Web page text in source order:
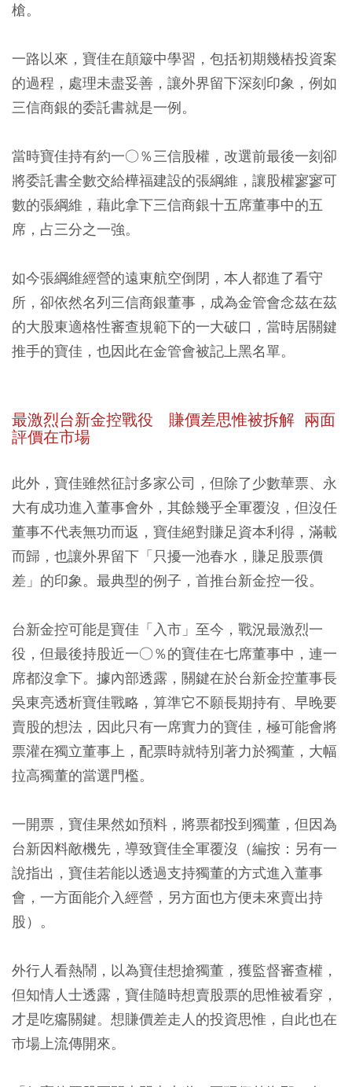
槍。
一路以來，寶佳在顛簸中學習，包括初期幾樁投資案
的過程，處理未盡妥善，讓外界留下深刻印象，例如
三信商銀的委託書就是一例。
當時寶佳持有約一○％三信股權，改選前最後一刻卻
將委託書全數交給樺福建設的張綱維，讓股權寥寥可
數的張綱維，藉此拿下三信商銀十五席董事中的五
席，占三分之一強。
如今張綱維經營的遠東航空倒閉，本人都進了看守
所，卻依然名列三信商銀董事，成為金管會念茲在茲
的大股東適格性審查規範下的一大破口，當時居關鍵
推手的寶佳，也因此在金管會被記上黑名單。
最激烈台新金控戰役 賺價差思惟被拆解 兩面
評價在市場
此外，寶佳雖然征討多家公司，但除了少數華票、永
大有成功進入董事會外，其餘幾乎全軍覆沒，但沒任
董事不代表無功而返，寶佳絕對賺足資本利得，滿載
而歸，也讓外界留下「只擾一池春水，賺足股票價
差」的印象。最典型的例子，首推台新金控一役。
台新金控可能是寶佳「入市」至今，戰況最激烈一
役，但最後持股近一○％的寶佳在七席董事中，連一
席都沒拿下。據內部透露，關鍵在於台新金控董事長
吳東亮透析寶佳戰略，算準它不願長期持有、早晚要
賣股的想法，因此只有一席實力的寶佳，極可能會將
票灌在獨立董事上，配票時就特別著力於獨董，大幅
拉高獨董的當選門檻。
一開票，寶佳果然如預料，將票都投到獨董，但因為
台新因料敵機先，導致寶佳全軍覆沒（編按：另有一
說指出，寶佳若能以透過支持獨董的方式進入董事
會，一方面能介入經營，另方面也方便未來賣出持
股）。
外行人看熱鬧，以為寶佳想搶獨董，獲監督審查權，
但知情人士透露，寶佳隨時想賣股票的思惟被看穿，
才是吃癟關鍵。想賺價差走人的投資思惟，自此也在
市場上流傳開來。